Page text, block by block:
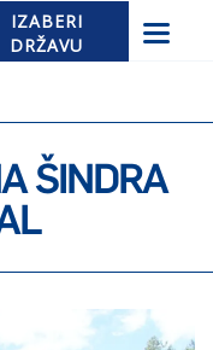
IZABERI
DRŽAVU
ŠINDRA